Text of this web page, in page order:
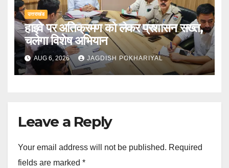
उत्तराखंड
हाइवे पर अतिक्रमण को लेकर प्रशासन सख्त,
चलेगा विशेष अभियान
AUG 6, 2026 JAGDISH POKHARIYAL
Leave a Reply
Your email address will not be published. Required
fields are marked *